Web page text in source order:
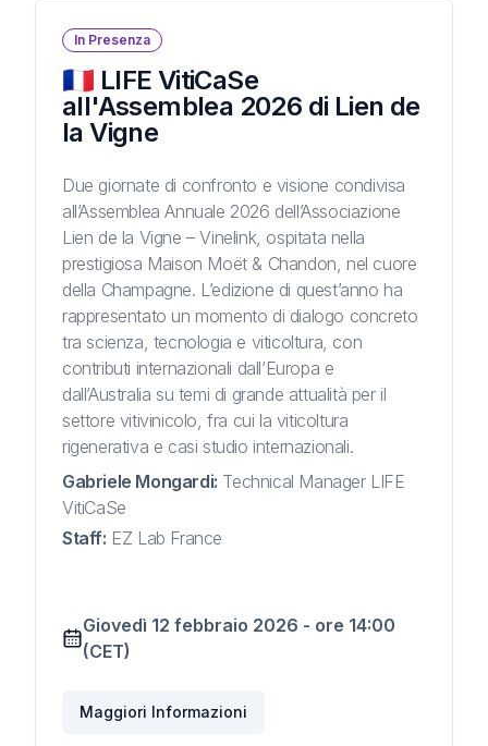
In Presenza
🇫🇷 LIFE VitiCaSe
all'Assemblea 2026 di Lien de
la Vigne
Due giornate di confronto e visione condivisa
all’Assemblea Annuale 2026 dell’Associazione
Lien de la Vigne – Vinelink, ospitata nella
prestigiosa Maison Moët & Chandon, nel cuore
della Champagne. L’edizione di quest’anno ha
rappresentato un momento di dialogo concreto
tra scienza, tecnologia e viticoltura, con
contributi internazionali dall’Europa e
dall’Australia su temi di grande attualità per il
settore vitivinicolo, fra cui la viticoltura
rigenerativa e casi studio internazionali.
Gabriele Mongardi: Technical Manager LIFE
VitiCaSe
Staff: EZ Lab France
Giovedì 12 febbraio 2026 - ore 14:00
(CET)
Maggiori Informazioni